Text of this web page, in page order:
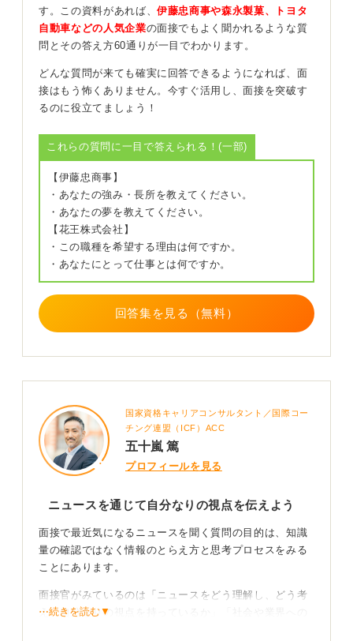
選ぶニュースのジャンルは無理に業界に結びつける必要
はないです。
社会問題でも、技術の話題でも、最近の制度変更のよう
なニュースでも、自分がきちんと理解できている話題の
ほうが話しやすいでしょう。
難しそうだからという理由で選んだニュースほど、表面
的な説明になってしまい途中で話に詰まってしまうこと
もあります。
話すときはニュースの概要に簡単に触れたあと「なぜそ
れが気になったのか」「そこから何を考えたのか」を自
分の言葉で伝えるだけで十分だと思います。
難しいことを言おうとするよりも落ち着いて、自分なり
の視点を素直に話すことのほうが面接官にも伝わりやす
く好印象ですよ。
0
す。この資料があれば、伊藤忠商事や森永製菓、トヨタ
自動車などの人気企業の面接でもよく聞かれるような質
問とその答え方60通りが一目でわかります。
どんな質問が来ても確実に回答できるようになれば、面
接はもう怖くありません。今すぐ活用し、面接を突破す
るのに役立てましょう！
これらの質問に一目で答えられる！(一部)
【伊藤忠商事】
・あなたの強み・長所を教えてください。
・あなたの夢を教えてください。
【花王株式会社】
・この職種を希望する理由は何ですか。
・あなたにとって仕事とは何ですか。
回答集を見る（無料）
国家資格キャリアコンサルタント／国際コー
チング連盟（ICF）ACC
五十嵐 篤
プロフィールを見る
ニュースを通じて自分なりの視点を伝えよう
面接で最近気になるニュースを聞く質問の目的は、知識
量の確認ではなく情報のとらえ方と思考プロセスをみる
ことにあります。
面接官がみているのは「ニュースをどう理解し、どう考
え、自分なりの視点を持っているか」「社会や業界への
⋯続きを読む▼